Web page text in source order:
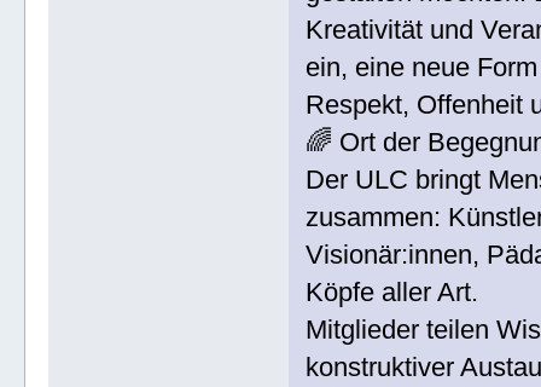
Kreativität und
ein, eine neue
Respekt, Offenheit
🌈 Ort der
Der ULC bringt
zusammen:
Visionär:innen,
Köpfe aller Art.
Mitglieder teilen
konstruktiver